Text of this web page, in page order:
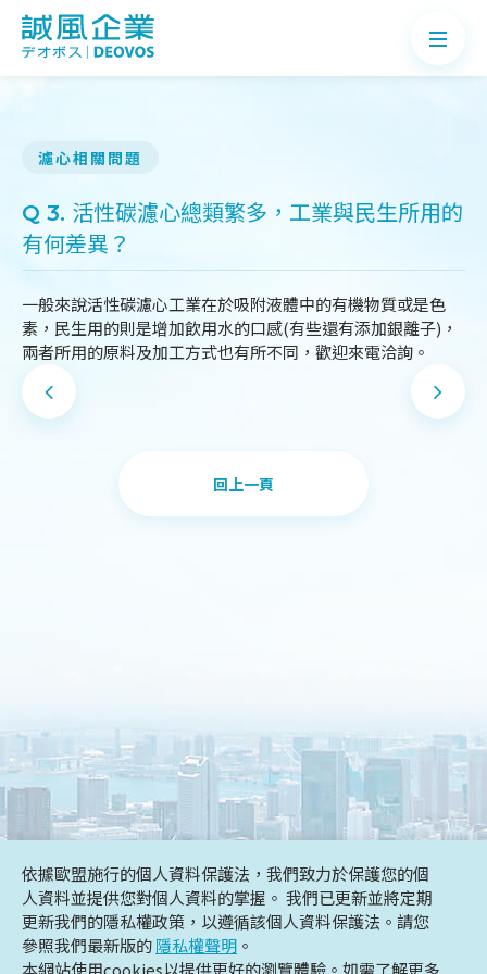
濾心相關問題
Q 3. 活性碳濾心總類繁多，工業與民生所用的
有何差異？
一般來說活性碳濾心工業在於吸附液體中的有機物質或是色
素，民生用的則是增加飲用水的口感(有些還有添加銀離子)，
兩者所用的原料及加工方式也有所不同，歡迎來電洽詢。
回上一頁
關於誠風
案例分享
最新消息
DESIGN IBEST
依據歐盟施行的個人資料保護法，我們致力於保護您的個
人資料並提供您對個人資料的掌握。 我們已更新並將定期
更新我們的隱私權政策，以遵循該個人資料保護法。請您
參照我們最新版的隱私權聲明 。
本網站使用cookies以提供更好的瀏覽體驗。如需了解更多